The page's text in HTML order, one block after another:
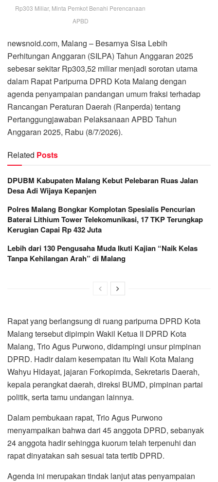
Rp303 Miliar, Minta Pemkot Benahi Perencanaan
APBD
newsnoid.com, Malang – Besarnya Sisa Lebih
Perhitungan Anggaran (SILPA) Tahun Anggaran 2025
sebesar sekitar Rp303,52 miliar menjadi sorotan utama
dalam Rapat Paripurna DPRD Kota Malang dengan
agenda penyampaian pandangan umum fraksi terhadap
Rancangan Peraturan Daerah (Ranperda) tentang
Pertanggungjawaban Pelaksanaan APBD Tahun
Anggaran 2025, Rabu (8/7/2026).
Related Posts
DPUBM Kabupaten Malang Kebut Pelebaran Ruas Jalan
Desa Adi Wijaya Kepanjen
Polres Malang Bongkar Komplotan Spesialis Pencurian
Baterai Lithium Tower Telekomunikasi, 17 TKP Terungkap
Kerugian Capai Rp 432 Juta
Lebih dari 130 Pengusaha Muda Ikuti Kajian “Naik Kelas
Tanpa Kehilangan Arah” di Malang
Rapat yang berlangsung di ruang paripurna DPRD Kota
Malang tersebut dipimpin Wakil Ketua II DPRD Kota
Malang, Trio Agus Purwono, didampingi unsur pimpinan
DPRD. Hadir dalam kesempatan itu Wali Kota Malang
Wahyu Hidayat, jajaran Forkopimda, Sekretaris Daerah,
kepala perangkat daerah, direksi BUMD, pimpinan partai
politik, serta tamu undangan lainnya.
Dalam pembukaan rapat, Trio Agus Purwono
menyampaikan bahwa dari 45 anggota DPRD, sebanyak
24 anggota hadir sehingga kuorum telah terpenuhi dan
rapat dinyatakan sah sesuai tata tertib DPRD.
Agenda ini merupakan tindak lanjut atas penyampaian